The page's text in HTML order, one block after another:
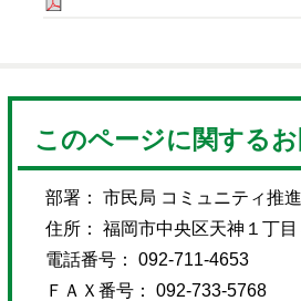
このページに関する
部署： 市民局 コミュニティ推
住所： 福岡市中央区天神１丁
電話番号： 092-711-4653
ＦＡＸ番号： 092-733-5768